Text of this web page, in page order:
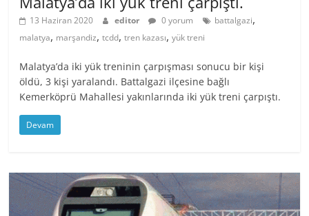
13 Haziran 2020 editor 0 yorum battalgazi,
malatya, marşandiz,tcdd,tren kazası,yük treni
Malatya’da iki yük treninin çarpışması sonucu bir kişi
öldü, 3 kişi yaralandı. Battalgazi ilçesine bağlı
Kemerköprü Mahallesi yakınlarında iki yük treni çarpıştı.
Devam